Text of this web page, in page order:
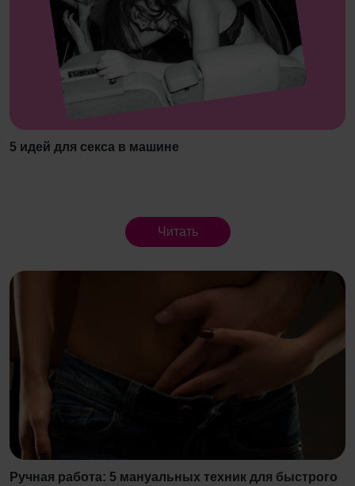
5 идей для секса в машине
Читать
Ручная работа: 5 мануальных техник для быстрого